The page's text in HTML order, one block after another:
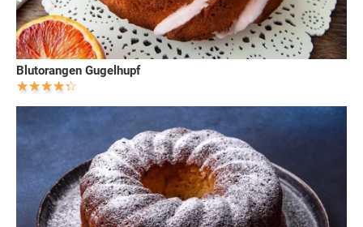
Blutorangen Gugelhupf